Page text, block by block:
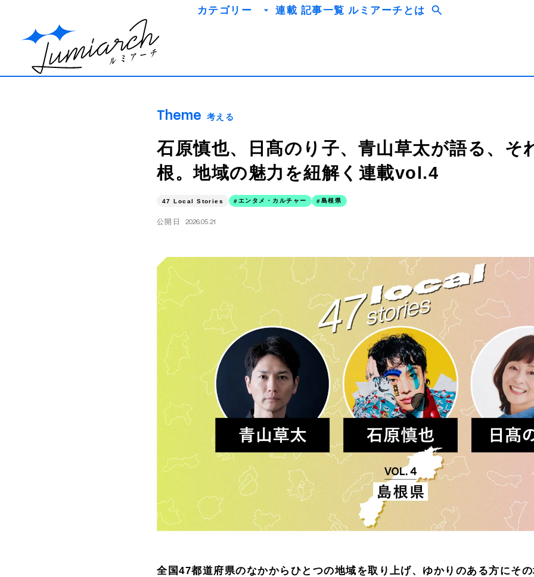
カテゴリー
ミライを
連載 記事一覧 ルミアーチとは
Theme 考える
石原慎也、日髙のり子、青山草太が語る、そ
根。地域の魅力を紐解く連載vol.4
47 Local Stories エンタメ・カルチャー 島根県
公開日 2026.05.21
全国47都道府県のなかからひとつの地域を取り上げ、ゆかりのある方にそ